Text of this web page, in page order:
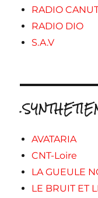
RADIO
RADIO DIO
S.A.V
AVATARIA
CNT-Loire
LA GUEULE
LE BRUIT ET